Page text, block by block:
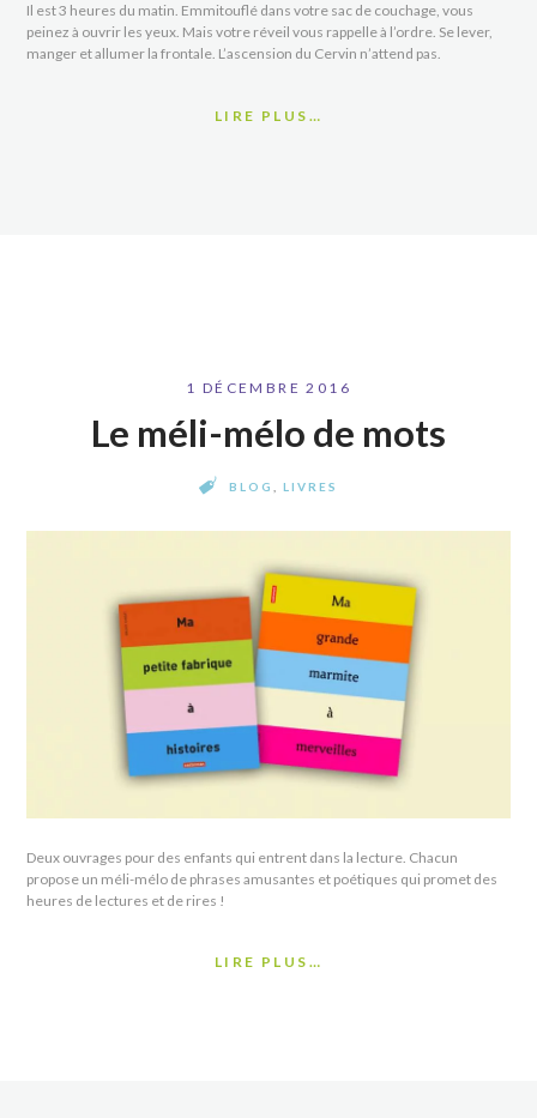
Il est 3 heures du matin. Emmitouflé dans votre sac de couchage, vous
peinez à ouvrir les yeux. Mais votre réveil vous rappelle à l’ordre. Se lever,
manger et allumer la frontale. L’ascension du Cervin n’attend pas.
LIRE PLUS…
1 DÉCEMBRE 2016
Le méli-mélo de mots
BLOG , LIVRES
Deux ouvrages pour des enfants qui entrent dans la lecture. Chacun
propose un méli-mélo de phrases amusantes et poétiques qui promet des
heures de lectures et de rires !
LIRE PLUS…